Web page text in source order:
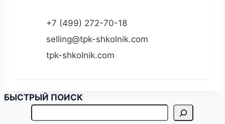
+7 (499) 272-70-18
selling@tpk-shkolnik.com
tpk-shkolnik.com
БЫСТРЫЙ ПОИСК